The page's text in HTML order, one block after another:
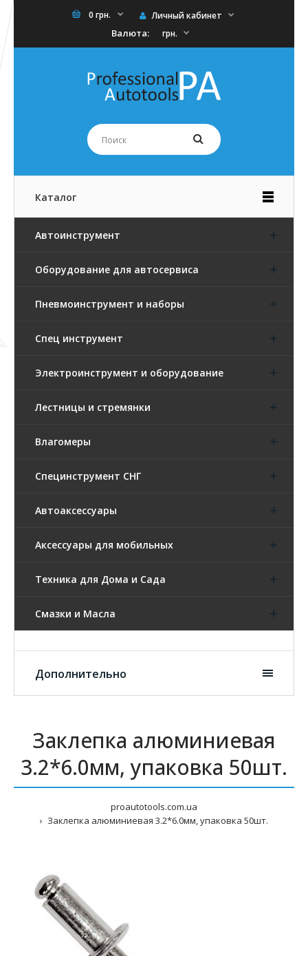
0 грн. Личный кабинет
Валюта: грн.
Каталог
Автоинструмент
Оборудование для автосервиса
Пневмоинструмент и наборы
Спец инструмент
Электроинструмент и оборудование
Лестницы и стремянки
Влагомеры
Специнструмент СНГ
Автоаксессуары
Аксессуары для мобильных
Техника для Дома и Сада
Смазки и Масла
Дополнительно
Заклепка алюминиевая
3.2*6.0мм, упаковка 50шт.
proautotools.com.ua
Заклепка алюминиевая 3.2*6.0мм, упаковка 50шт.